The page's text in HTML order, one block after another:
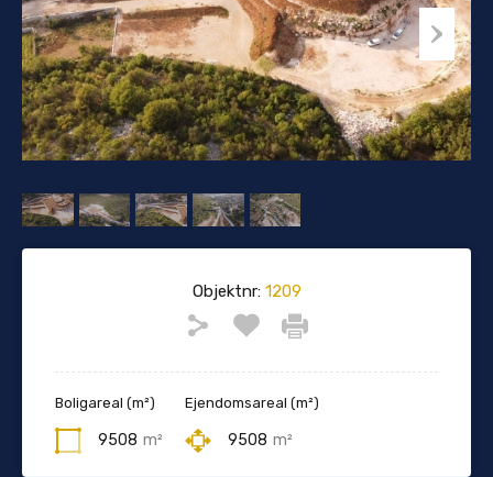
Objektnr:1209
Boligareal (m²)
9508 m²
Ejendomsareal (m²)
9508 m²